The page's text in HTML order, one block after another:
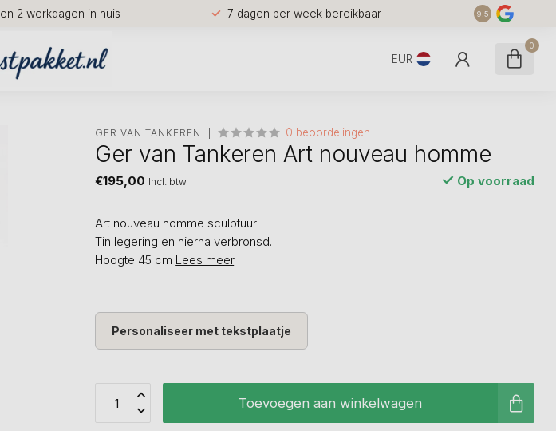
2 werkdagen in huis 7 dagen per week bereikbaar 9.5
EUR
0
GER VAN TANKEREN 0 beoordelingen
Ger van Tankeren Art nouveau homme
€195,00 Incl. btw Op voorraad
Art nouveau homme sculptuur
Tin legering en hierna verbronsd.
Hoogte 45 cm Lees meer.
Personaliseer met tekstplaatje
Toevoegen aan winkelwagen